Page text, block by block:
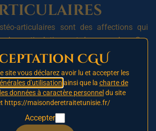
articulaires sont des affections qui
les articulations et les muscles. Ces
être aiguës ou chroniques et peuvent
de tous âges et de tous milieux de
les principales causes de douleur et
le monde.
ostéo-articulaires comprennent
la polyarthrite rhumatoïde, la
CGU
site vous déclarez avoir lu et accepter les
d'utilisationainsi que la charte de
données à caractère personneldu site
https://maisonderetraitetunisie.fr/
Accepter